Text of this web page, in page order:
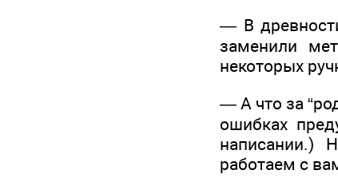
— В
заменили
некоторых
— А что за
ошибках
написании.)
работаем с